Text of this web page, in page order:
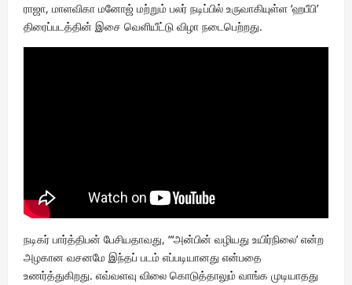
ராஜா, மாளவிகா மனோஜ் மற்றும் பலர் நடிப்பில் உருவாகியுள்ள ‘ஹபீபி’
திரைப்படத்தின் இசை வெளியீட்டு விழா நடைபெற்றது.
நடிகர் பார்த்திபன் பேசியதாவது, “‘அன்பின் வழியது உயிர்நிலை’ என்ற
அழகான வசனமே இந்தப் படம் எப்படியானது என்பதை
உணர்த்துகிறது. எவ்வளவு விலை கொடுத்தாலும் வாங்க முடியாதது